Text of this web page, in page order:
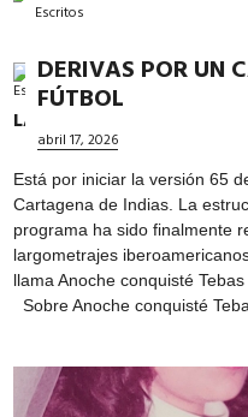
Escritos
DERIVAS POR UN
FÚTBOL
abril 17, 2026
Escritos
LA VIDA DEL UNO SIN EL
Está por iniciar la versión 65
Cartagena de Indias. La
programa ha sido finalmente
largometrajes
llama Anoche conquisté
Sobre Anoche conquisté